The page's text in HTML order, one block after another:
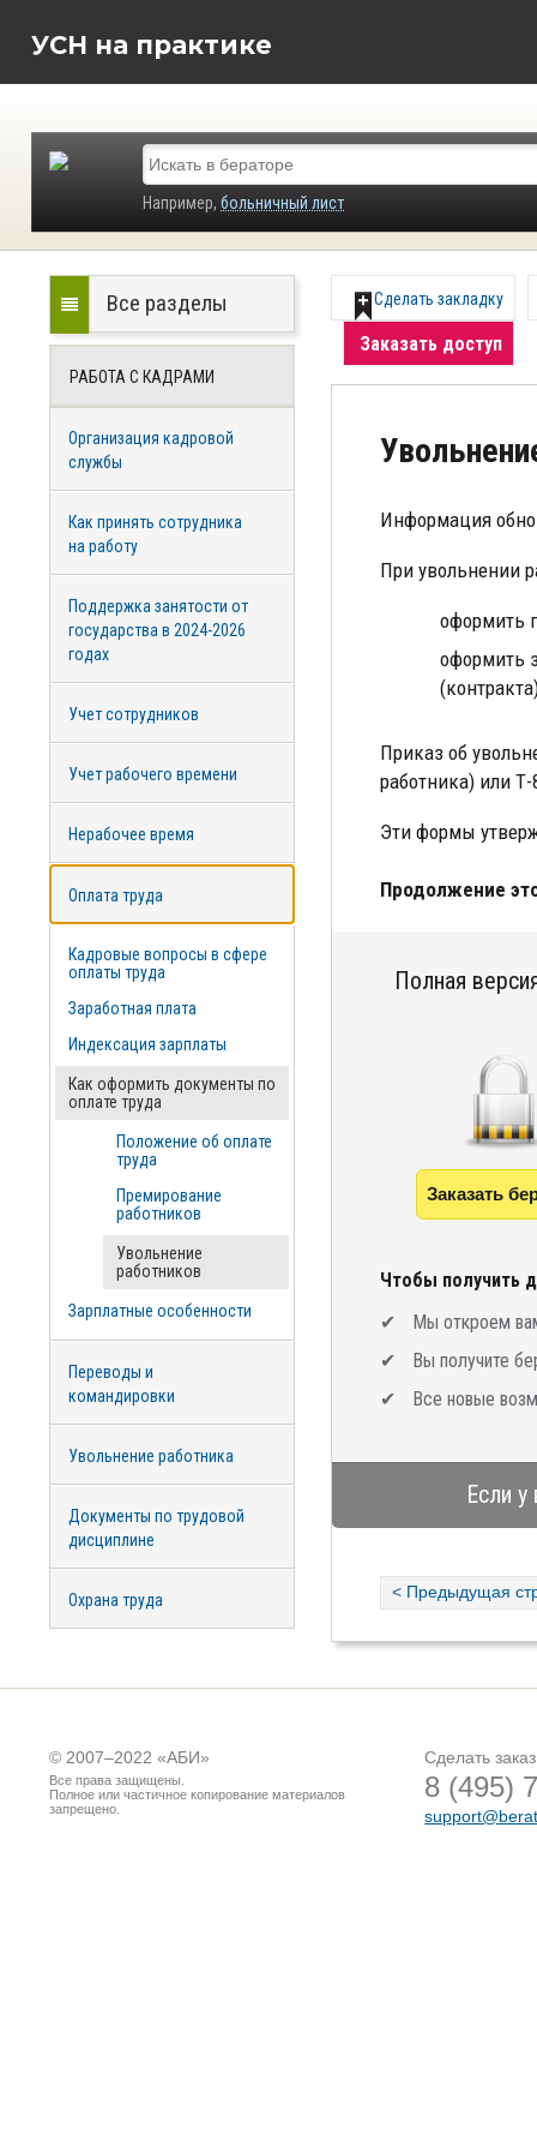
УСН на практике
Например, больничный лист
Сделать закладку
Заказать доступ
Информация
При увольнении
оформить
оформить
Приказ об
работника) или
Эти формы
Продолжение
Полная
Заказать
Чтобы получить
Мы откроем
Вы получите
Все новые
Если
< Предыдущая
Все разделы
РАБОТА С КАДРАМИ
Организация кадровой
службы
Как принять сотрудника
на работу
Поддержка занятости от
государства в 2024-2026
годах
Учет сотрудников
Учет рабочего времени
Нерабочее время
Оплата труда
Кадровые вопросы в сфере
оплаты труда
Заработная плата
Индексация зарплаты
Как оформить документы по
оплате труда
Положение об оплате
труда
Премирование
работников
Увольнение
работников
Зарплатные особенности
Переводы и
командировки
Увольнение работника
Документы по трудовой
дисциплине
Охрана труда
© 2007–2022 «АБИ»
Все права защищены.
Полное или частичное копирование материалов
запрещено.
Сделать
8 (495)